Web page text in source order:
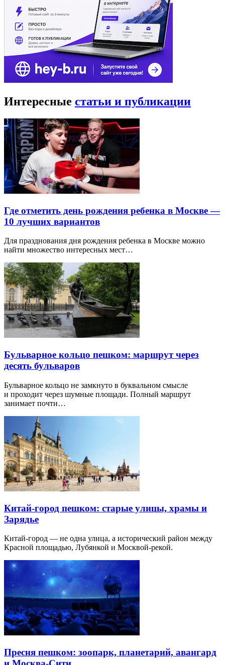
Интересные статьи и публикации
Где отметить день рождения ребенка в Москве —
10 лучших вариантов
Для празднования дня рождения ребенка в Москве можно
найти множество интересных мест…
Бульварное кольцо пешком: маршрут через
десять бульваров
Бульварное кольцо не замкнуто в буквальном смысле
и проходит через шумные площади. Полный маршрут
занимает почти…
Китай-город пешком: старые улицы, храмы и
Зарядье
Китай-город — не одна улица, а исторический район между
Красной площадью, Лубянкой и Москвой-рекой.
Пресня пешком: зоопарк, планетарий, авангард